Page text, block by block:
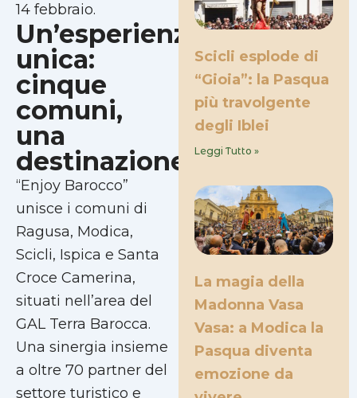
14 febbraio.
Un’esperienza
unica:
cinque
comuni,
una
destinazione
“Enjoy Barocco”
unisce i comuni di
Ragusa, Modica,
Scicli, Ispica e Santa
Croce Camerina,
situati nell’area del
GAL Terra Barocca.
Una sinergia insieme
a oltre 70 partner del
settore turistico e
Scicli esplode di
“Gioia”: la Pasqua
più travolgente
degli Iblei
Leggi Tutto »
La magia della
Madonna Vasa
Vasa: a Modica la
Pasqua diventa
emozione da